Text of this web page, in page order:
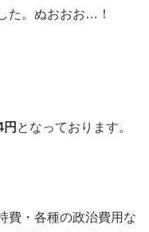
た。ぬおおお…！
となっております。
費・各種の政治費用な